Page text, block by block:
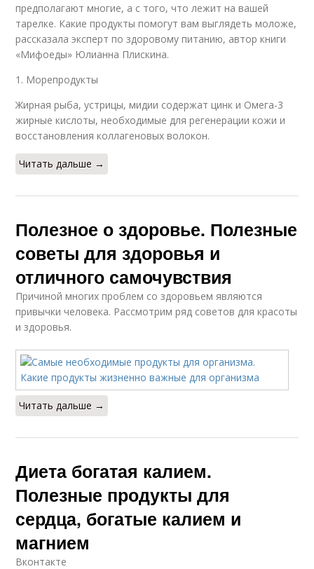
предполагают многие, а с того, что лежит на вашей
тарелке. Какие продукты помогут вам выглядеть моложе,
рассказала эксперт по здоровому питанию, автор книги
«Мифоеды» Юлианна Плискина.
1. Морепродукты
Жирная рыба, устрицы, мидии содержат цинк и Омега-3
жирные кислоты, необходимые для регенерации кожи и
восстановления коллагеновых волокон.
Читать дальше →
Полезное о здоровье. Полезные
советы для здоровья и
отличного самочувствия
Причиной многих проблем со здоровьем являются
привычки человека. Рассмотрим ряд советов для красоты
и здоровья.
Читать дальше →
Диета богатая калием.
Полезные продукты для
сердца, богатые калием и
магнием
Вконтакте